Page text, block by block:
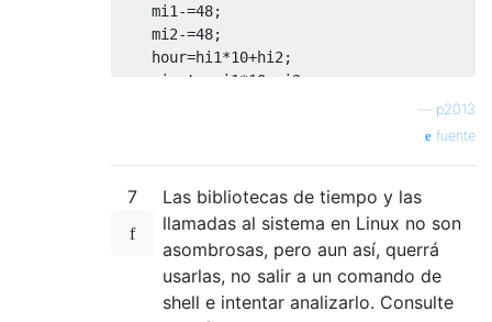
    mi1
-=48;
    mi2
-=48;
    hour
=hi1*10+hi2 ;
    minute
mi1*10 mi2
,hour
p2013
fuente
7
Las bibliotecas de tiempo y las
llamadas al sistema en Linux no son
asombrosas, pero aun así, querrá
usarlas, no salir a un comando de
shell e intentar analizarlo. Consulte